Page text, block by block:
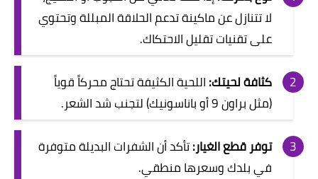
لا تتنازل عن ماكينة تدعم الحلاقة المبللة وتحتوي
على تقنيات تقليل الاحتكاك.
كثافة لحيتك:اللحية الكثيفة تحتاج محركاً قوياً
(مثل براون 9 أو باناسونيك) لتجنب شد الشعر.
توفر قطع الغيار:تأكد أن الشفرات البديلة متوفرة
في بلدك وسعرها منطقي.